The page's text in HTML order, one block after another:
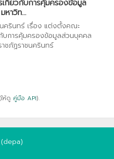
เกี่ยวกับการคุ้มครองข้อมูล
าวิท...
ครินทร์ เรื่อง แต่งตั้งคณะ
บการคุ้มครองข้อมูลส่วนบุคคล
ชภัฏราชนครินทร์
(ให้ดู คู่มือ API).